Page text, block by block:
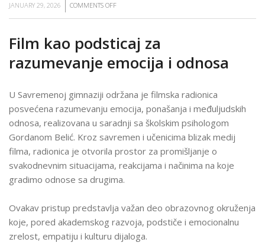
JANUARY 29, 2026 COMMENTS OFF
RADIONICA:
KAO
ALAT
PREPOZNAVANJE
EMOCIJA
Film kao podsticaj za
razumevanje emocija i odnosa
U Savremenoj gimnaziji održana je filmska radionica
posvećena razumevanju emocija, ponašanja i međuljudskih
odnosa, realizovana u saradnji sa školskim psihologom
Gordanom Belić. Kroz savremen i učenicima blizak medij
filma, radionica je otvorila prostor za promišljanje o
svakodnevnim situacijama, reakcijama i načinima na koje
gradimo odnose sa drugima.
Ovakav pristup predstavlja važan deo obrazovnog okruženja
koje, pored akademskog razvoja, podstiče i emocionalnu
zrelost, empatiju i kulturu dijaloga.